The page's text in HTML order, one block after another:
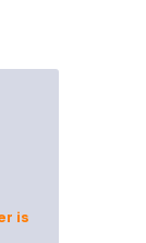
is